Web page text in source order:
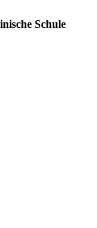
Schule